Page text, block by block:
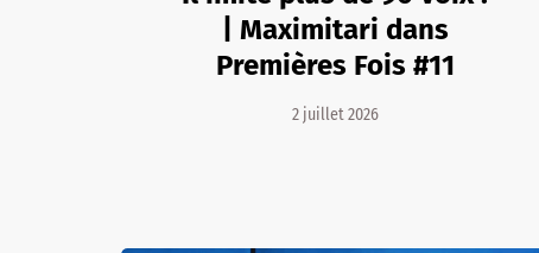
| Maximitari dans
Premières Fois #11
2 juillet 2026